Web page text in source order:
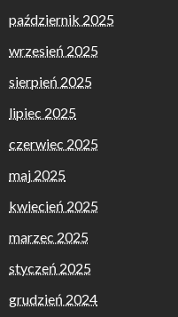
październik 2025
wrzesień 2025
sierpień 2025
lipiec 2025
czerwiec 2025
maj 2025
kwiecień 2025
marzec 2025
styczeń 2025
grudzień 2024